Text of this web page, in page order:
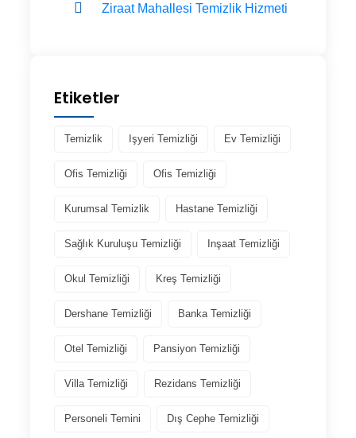
Ziraat Mahallesi Temizlik Hizmeti
Etiketler
Temizlik Işyeri Temizliği Ev Temizliği
Ofis Temizliği Ofis Temizliği
Kurumsal Temizlik Hastane Temizliği
Sağlık Kuruluşu Temizliği Inşaat Temizliği
Okul Temizliği Kreş Temizliği
Dershane Temizliği Banka Temizliği
Otel Temizliği Pansiyon Temizliği
Villa Temizliği Rezidans Temizliği
Personeli Temini Dış Cephe Temizliği